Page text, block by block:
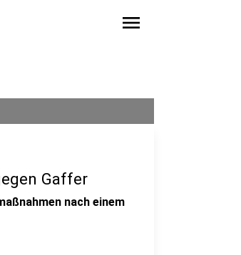
menu
Gaffer
nach einem